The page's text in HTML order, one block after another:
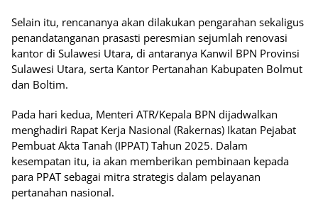
Selain itu, rencananya akan dilakukan pengarahan sekaligus
penandatanganan prasasti peresmian sejumlah renovasi
kantor di Sulawesi Utara, di antaranya Kanwil BPN Provinsi
Sulawesi Utara, serta Kantor Pertanahan Kabupaten Bolmut
dan Boltim.
Pada hari kedua, Menteri ATR/Kepala BPN dijadwalkan
menghadiri Rapat Kerja Nasional (Rakernas) Ikatan Pejabat
Pembuat Akta Tanah (IPPAT) Tahun 2025. Dalam
kesempatan itu, ia akan memberikan pembinaan kepada
para PPAT sebagai mitra strategis dalam pelayanan
pertanahan nasional.